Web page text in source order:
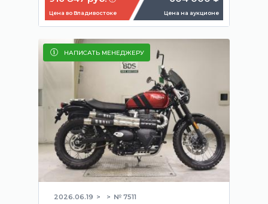
Цена во Владивостоке Цена на аукционе
НАПИСАТЬ МЕНЕДЖЕРУ
2026.06.19 № 7511